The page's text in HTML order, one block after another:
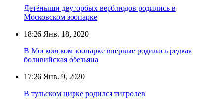
Детёныши двугорбых верблюдов родились в
Московском зоопарке
18:26 Янв. 18, 2020
В Московском зоопарке впервые родилась редкая
боливийская обезьяна
17:26 Янв. 9, 2020
В тульском цирке родился тигролев